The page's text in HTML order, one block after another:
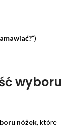
”)
wyboru
nóżek, które